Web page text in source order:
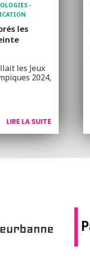
-
les
les Jeux
2024,
LIRE LA SUITE